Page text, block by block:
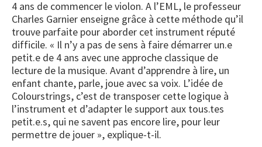
4 ans de commencer le violon. A l’EML, le professeur
Charles Garnier enseigne grâce à cette méthode qu’il
trouve parfaite pour aborder cet instrument réputé
difficile. « Il n’y a pas de sens à faire démarrer un.e
petit.e de 4 ans avec une approche classique de
lecture de la musique. Avant d’apprendre à lire, un
enfant chante, parle, joue avec sa voix. L’idée de
Colourstrings, c’est de transposer cette logique à
l’instrument et d’adapter le support aux tous.tes
petit.e.s, qui ne savent pas encore lire, pour leur
permettre de jouer », explique-t-il.